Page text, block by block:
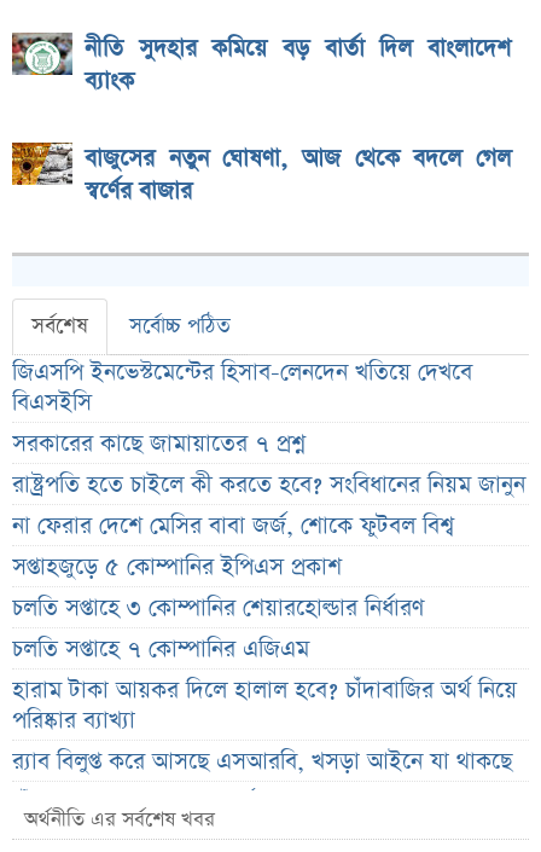
নীতি সুদহার কমিয়ে বড় বার্তা দিল বাংলাদেশ
ব্যাংক
বাজুসের নতুন ঘোষণা, আজ থেকে বদলে গেল
স্বর্ণের বাজার
সর্বশেষ সর্বোচ্চ পঠিত
জিএসপি ইনভেস্টমেন্টের হিসাব-লেনদেন খতিয়ে দেখবে
বিএসইসি
সরকারের কাছে জামায়াতের ৭ প্রশ্ন
রাষ্ট্রপতি হতে চাইলে কী করতে হবে? সংবিধানের নিয়ম জানুন
না ফেরার দেশে মেসির বাবা জর্জ, শোকে ফুটবল বিশ্ব
সপ্তাহজুড়ে ৫ কোম্পানির ইপিএস প্রকাশ
চলতি সপ্তাহে ৩ কোম্পানির শেয়ারহোল্ডার নির্ধারণ
চলতি সপ্তাহে ৭ কোম্পানির এজিএম
হারাম টাকা আয়কর দিলে হালাল হবে? চাঁদাবাজির অর্থ নিয়ে
পরিষ্কার ব্যাখ্যা
র‌্যাব বিলুপ্ত করে আসছে এসআরবি, খসড়া আইনে যা থাকছে
চাঁদের ছায়ায় ঢেকে যাবে সূর্য, কবে ও কোথায় দেখা যাবে
বিরল দৃশ্য
অর্থনীতি এর সর্বশেষ খবর